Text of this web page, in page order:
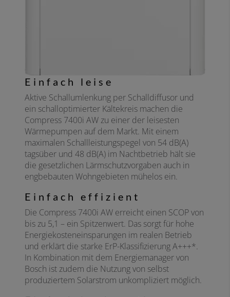
Einfach leise
Aktive Schallumlenkung per Schalldiffusor und
ein schalloptimierter Kältekreis machen die
Compress 7400i AW zu einer der leisesten
Wärmepumpen auf dem Markt. Mit einem
maximalen Schallleistungspegel von 54 dB(A)
tagsüber und 48 dB(A) im Nachtbetrieb hält sie
die gesetzlichen Lärmschutzvorgaben auch in
engbebauten Wohngebieten mühelos ein.
Einfach effizient
Die Compress 7400i AW erreicht einen SCOP von
bis zu 5,1 – ein Spitzenwert. Das sorgt für hohe
Energiekosteneinsparungen im realen Betrieb
und erklärt die starke ErP-Klassifizierung A+++*.
In Kombination mit dem Energiemanager von
Bosch ist zudem die Nutzung von selbst
produziertem Solarstrom unkompliziert möglich.